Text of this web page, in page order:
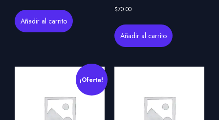
Añadir al carrito
$70.00
Añadir al carrito
¡Oferta!